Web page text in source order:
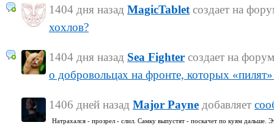
1404 дня назад MagicTablet создает на
хохлов?
1404 дня назад Sea Fighter создает на
о добровольцах на фронте, которых
1406 дней назад Major Payne добавляет
Натрахался - прозрел - слил. Самку выпустят - поскачет по куям дальше.